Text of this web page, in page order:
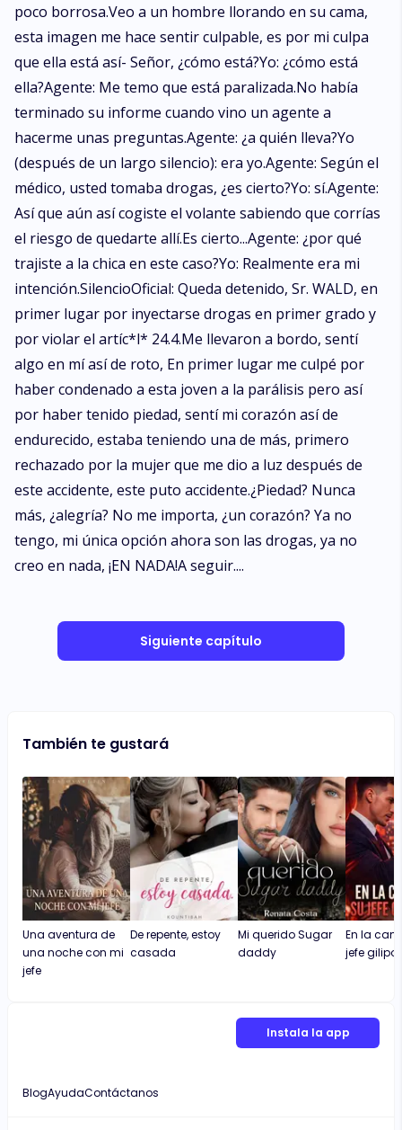
poco borrosa.Veo a un hombre llorando en su cama,
esta imagen me hace sentir culpable, es por mi culpa
que ella está así- Señor, ¿cómo está?Yo: ¿cómo está
ella?Agente: Me temo que está paralizada.No había
terminado su informe cuando vino un agente a
hacerme unas preguntas.Agente: ¿a quién lleva?Yo
(después de un largo silencio): era yo.Agente: Según el
médico, usted tomaba drogas, ¿es cierto?Yo: sí.Agente:
Así que aún así cogiste el volante sabiendo que corrías
el riesgo de quedarte allí.Es cierto...Agente: ¿por qué
trajiste a la chica en este caso?Yo: Realmente era mi
intención.SilencioOficial: Queda detenido, Sr. WALD, en
primer lugar por inyectarse drogas en primer grado y
por violar el artíc*l* 24.4.Me llevaron a bordo, sentí
algo en mí así de roto, En primer lugar me culpé por
haber condenado a esta joven a la parálisis pero así
por haber tenido piedad, sentí mi corazón así de
endurecido, estaba teniendo una de más, primero
rechazado por la mujer que me dio a luz después de
este accidente, este puto accidente.¿Piedad? Nunca
más, ¿alegría? No me importa, ¿un corazón? Ya no
tengo, mi única opción ahora son las drogas, ya no
creo en nada, ¡EN NADA!A seguir....
Siguiente capítulo
También te gustará
Una aventura de
una noche con mi
jefe
De repente, estoy
casada
Mi querido Sugar
daddy
En la
jefe
Instala la app
BlogAyudaContáctanos